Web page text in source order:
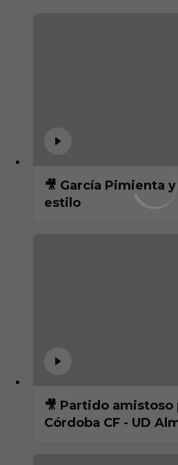
🎥 García Pimienta
estilo
🎥 Partido amistoso pretemporada
Córdoba CF - UD